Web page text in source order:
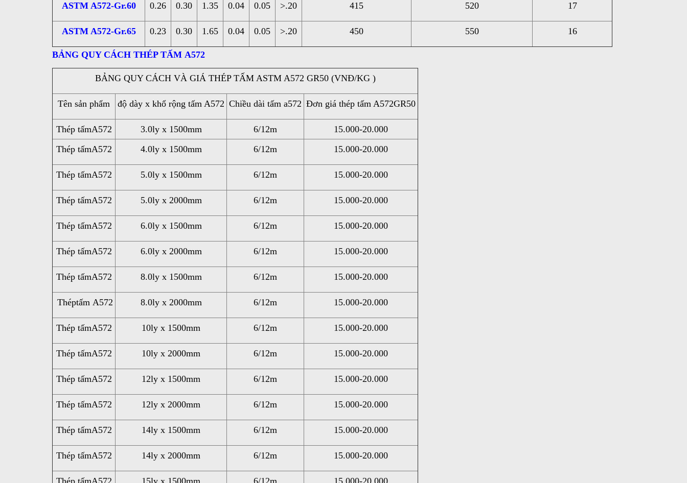
ASTM A572-Gr.60 0.26 0.30 1.35 0.04 0.05 >.20 415 520 17
ASTM A572-Gr.65 0.23 0.30 1.65 0.04 0.05 >.20 450 550 16
BẢNG QUY CÁCH THÉP TẤM A572
BẢNG QUY CÁCH VÀ GIÁ THÉP TẤM ASTM A572 GR50 (VNĐ/KG )
Tên sản phẩm độ dày x khổ rộng tấm A572 Chiều dài tấm a572 Đơn giá thép tấm A572GR50
Thép tấmA572 3.0ly x 1500mm 6/12m
15.000-20.000
Thép tấmA572
4.0ly x 1500mm 6/12m 15.000-20.000
Thép tấmA572 5.0ly x 1500mm 6/12m 15.000-20.000
Thép tấmA572 5.0ly x 2000mm 6/12m 15.000-20.000
Thép tấmA572 6.0ly x 1500mm 6/12m 15.000-20.000
Thép tấmA572 6.0ly x 2000mm 6/12m 15.000-20.000
Thép tấmA572 8.0ly x 1500mm 6/12m 15.000-20.000
Théptấm A572 8.0ly x 2000mm 6/12m 15.000-20.000
Thép tấmA572 10ly x 1500mm 6/12m 15.000-20.000
Thép tấmA572 10ly x 2000mm 6/12m 15.000-20.000
Thép tấmA572 12ly x 1500mm 6/12m 15.000-20.000
Thép tấmA572 12ly x 2000mm 6/12m 15.000-20.000
Thép tấmA572 14ly x 1500mm 6/12m 15.000-20.000
Thép tấmA572 14ly x 2000mm 6/12m 15.000-20.000
Thép tấmA572 15ly x 1500mm 6/12m 15.000-20.000